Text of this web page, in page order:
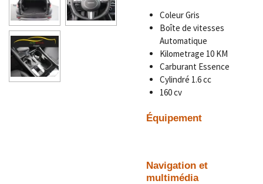
Coleur Gris
Boîte de vitesses
Automatique
Kilometrage 10 KM
Carburant Essence
Cylindré 1.6 cc
160 cv
Équipement
Navigation et
multimédia